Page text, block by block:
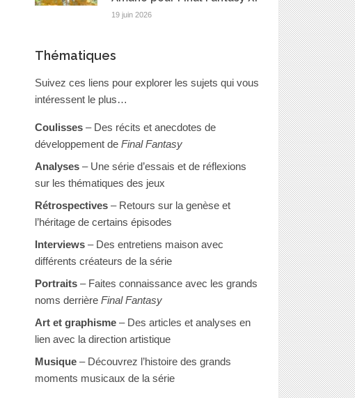
19 juin 2026
Thématiques
Suivez ces liens pour explorer les sujets qui vous
intéressent le plus…
Coulisses– Des récits et anecdotes de
développement de Final Fantasy
Analyses– Une série d’essais et de réflexions
sur les thématiques des jeux
Rétrospectives– Retours sur la genèse et
l’héritage de certains épisodes
Interviews– Des entretiens maison avec
différents créateurs de la série
Portraits– Faites connaissance avec les grands
noms derrière Final Fantasy
Art et graphisme– Des articles et analyses en
lien avec la direction artistique
Musique– Découvrez l’histoire des grands
moments musicaux de la série